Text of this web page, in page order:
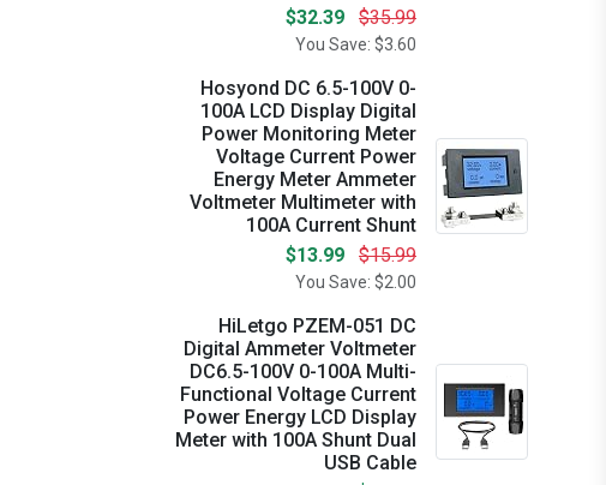
$35.99
$32.39
You Save: $3.60
Hosyond DC 6.5-100V 0-
100A LCD Display Digital
Power Monitoring Meter
Voltage Current Power
Energy Meter Ammeter
Voltmeter Multimeter with
100A Current Shunt
$15.99
$13.99
You Save: $2.00
HiLetgo PZEM-051 DC
Digital Ammeter Voltmeter
DC6.5-100V 0-100A Multi-
Functional Voltage Current
Power Energy LCD Display
Meter with 100A Shunt Dual
USB Cable